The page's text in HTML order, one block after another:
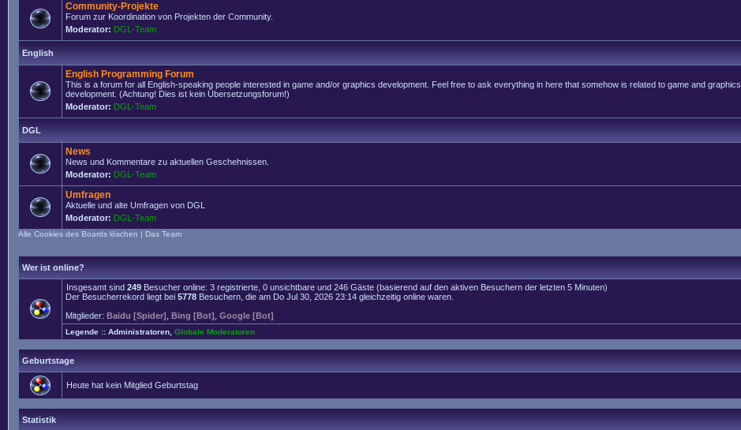
Community-Projekte
Forum zur Koordination von Projekten der Community.
Moderator: DGL-Team
English
English Programming Forum
This is a forum for all English-speaking people interested in game and/or graphics development. Feel free to ask everything in here that somehow is related to game and graphics
development. (Achtung! Dies ist kein Übersetzungsforum!)
Moderator: DGL-Team
DGL
News
News und Kommentare zu aktuellen Geschehnissen.
Moderator: DGL-Team
Umfragen
Aktuelle und alte Umfragen von DGL
Moderator: DGL-Team
Alle Cookies des Boards löschen | Das Team
Wer ist online?
Insgesamt sind 249 Besucher online: 3 registrierte, 0 unsichtbare und 246 Gäste (basierend auf den aktiven Besuchern der letzten 5 Minuten)
Der Besucherrekord liegt bei 5778 Besuchern, die am Do Jul 30, 2026 23:14 gleichzeitig online waren.
Mitglieder: Baidu [Spider] Bing [Bot] Google [Bot]
Legende :: Administratoren Globale Moderatoren
Geburtstage
Heute hat kein Mitglied Geburtstag
Statistik